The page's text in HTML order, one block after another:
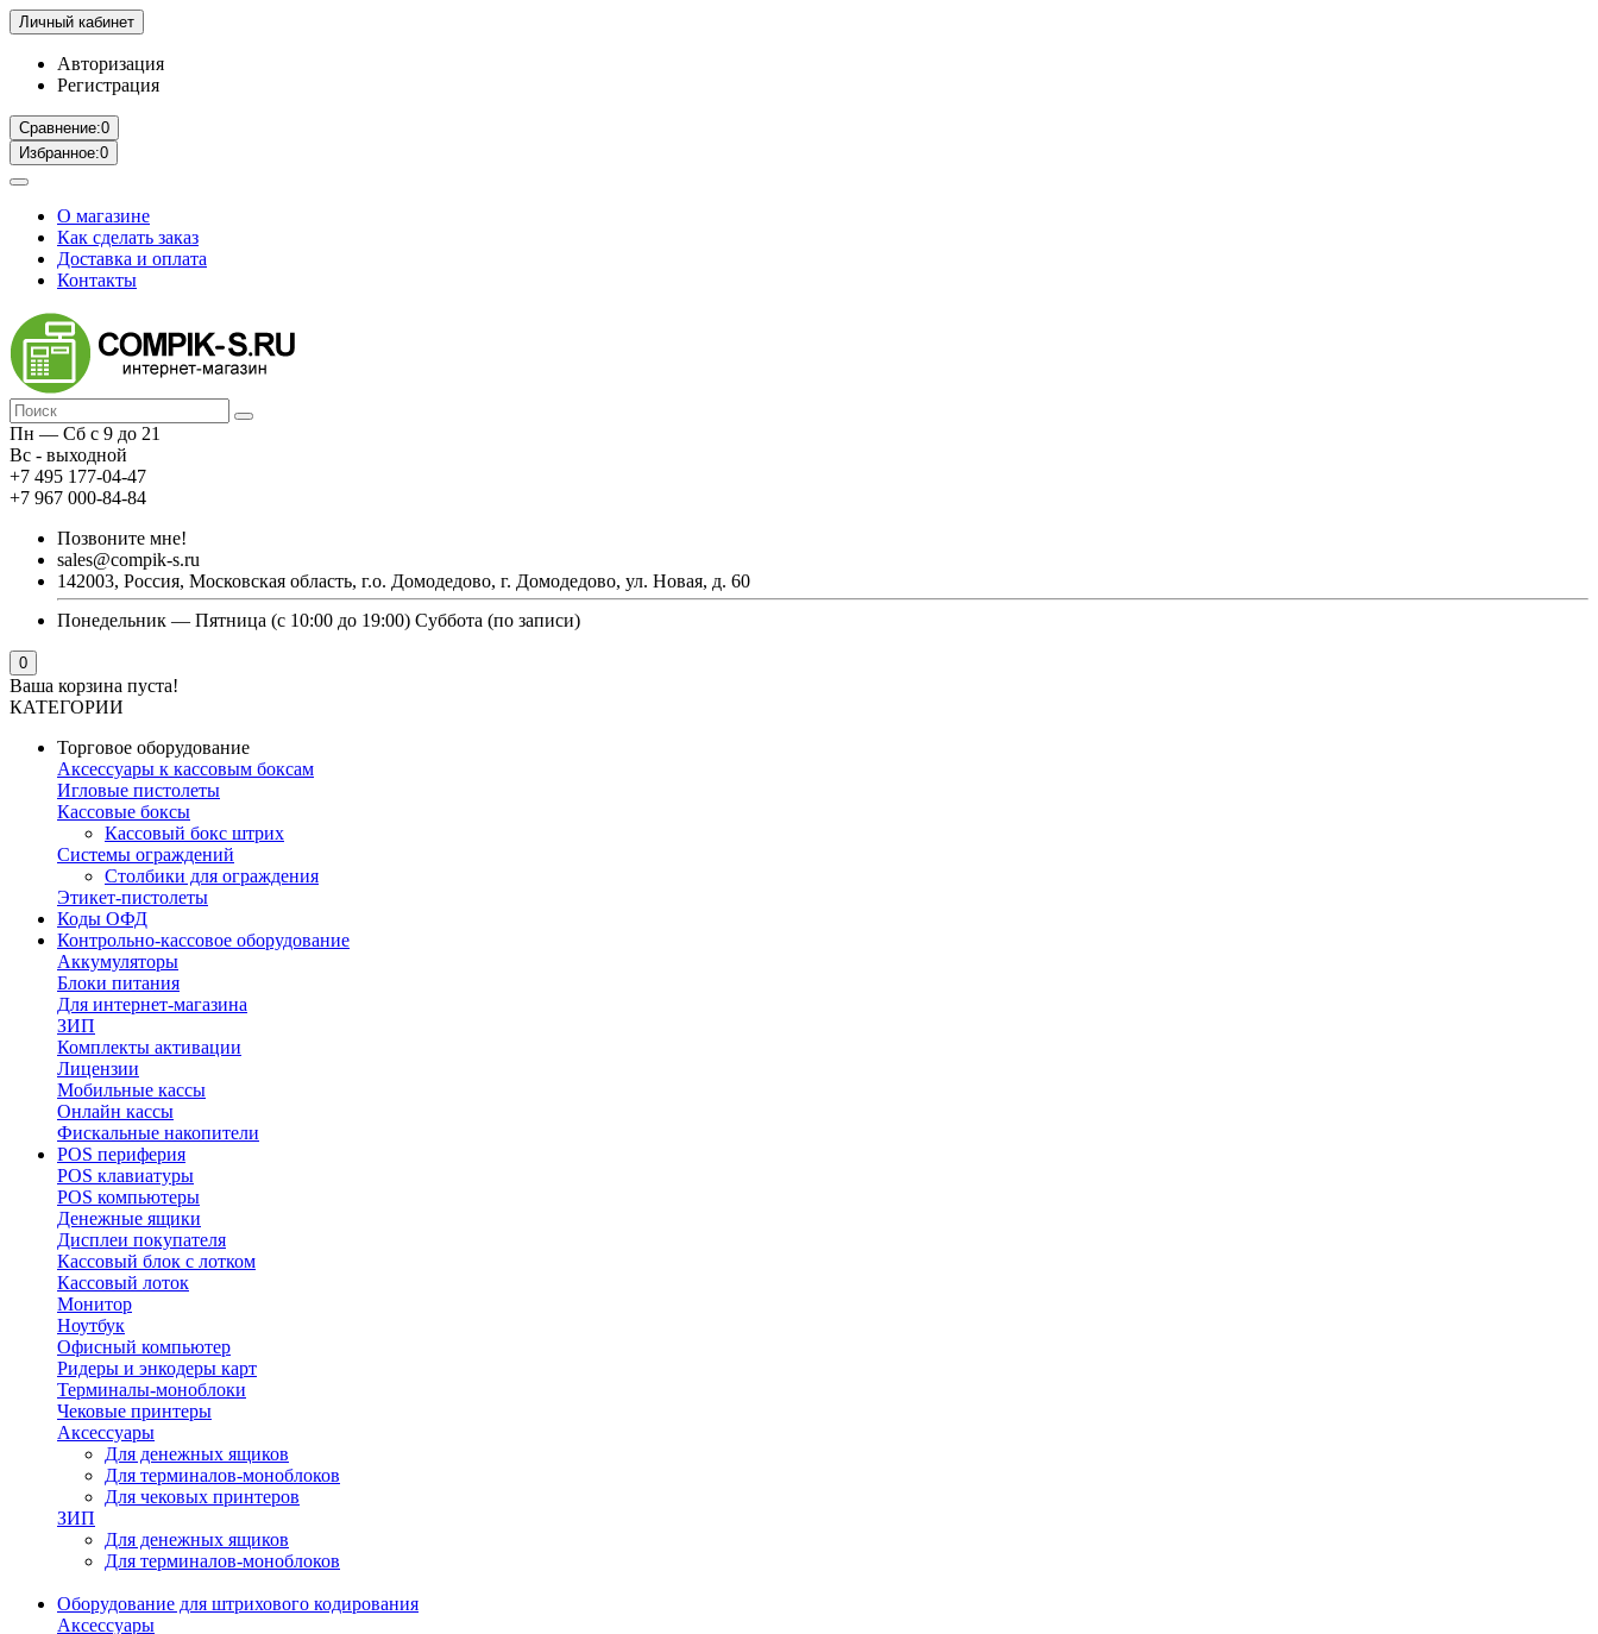
Личный кабинет
Авторизация
Регистрация
Сравнение:0
Избранное:0
О магазине
Как сделать заказ
Доставка и оплата
Контакты
Пн — Сб с 9 до 21
Вс - выходной
+7 495 177-04-47
+7 967 000-84-84
Позвоните мне!
sales@compik-s.ru
142003, Россия, Московская область, г.о. Домодедово, г. Домодедово, ул. Новая, д. 60
Понедельник — Пятница (с 10:00 до 19:00) Суббота (по записи)
0
Ваша корзина пуста!
КАТЕГОРИИ
Торговое оборудование
Аксессуары к кассовым боксам
Игловые пистолеты
Кассовые боксы
Кассовый бокс штрих
Системы ограждений
Столбики для ограждения
Этикет-пистолеты
Коды ОФД
Контрольно-кассовое оборудование
Аккумуляторы
Блоки питания
Для интернет-магазина
ЗИП
Комплекты активации
Лицензии
Мобильные кассы
Онлайн кассы
Фискальные накопители
POS периферия
POS клавиатуры
POS компьютеры
Денежные ящики
Дисплеи покупателя
Кассовый блок с лотком
Кассовый лоток
Монитор
Ноутбук
Офисный компьютер
Ридеры и энкодеры карт
Терминалы-моноблоки
Чековые принтеры
Аксессуары
Для денежных ящиков
Для терминалов-моноблоков
Для чековых принтеров
ЗИП
Для денежных ящиков
Для терминалов-моноблоков
Оборудование для штрихового кодирования
Аксессуары